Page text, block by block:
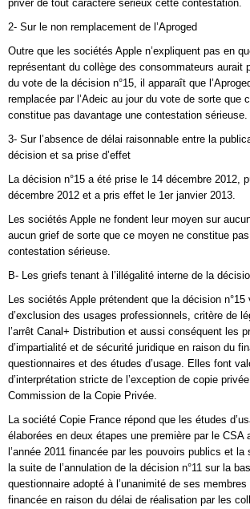
priver de tout caractère sérieux cette contestation.
2- Sur le non remplacement de l’Aproged
Outre que les sociétés Apple n’expliquent pas en
représentant du collège des consommateurs aurait
du vote de la décision n°15, il apparaît que
remplacée par l’Adeic au jour du vote de sorte que
constitue pas davantage une contestation sérieuse.
3- Sur l’absence de délai raisonnable entre la
décision et sa prise d’effet
La décision n°15 a été prise le 14 décembre 2012,
décembre 2012 et a pris effet le 1er janvier 2013.
Les sociétés Apple ne fondent leur moyen sur
aucun grief de sorte que ce moyen ne constitue
contestation sérieuse.
B- Les griefs tenant à l’illégalité interne de la
Les sociétés Apple prétendent que la décision n°15
d’exclusion des usages professionnels, critère de
l’arrêt Canal+ Distribution et aussi conséquent les
d’impartialité et de sécurité juridique en raison du
questionnaires et des études d’usage. Elles font
d’interprétation stricte de l’exception de copie
Commission de la Copie Privée.
La société Copie France répond que les études
élaborées en deux étapes une première par le CSA
l’année 2011 financée par les pouvoirs publics et la
la suite de l’annulation de la décision n°11 sur la
questionnaire adopté à l’unanimité de ses membres
financée en raison du délai de réalisation par les